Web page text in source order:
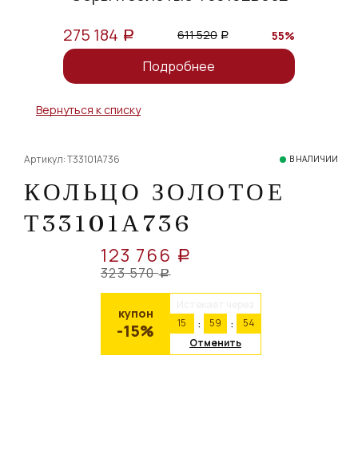
275 184 a 611 520 a 55%
Подробнее
Вернуться к списку
Артикул: Т33101А736 В НАЛИЧИИ
КОЛЬЦО ЗОЛОТОЕ
Т33101А736
123 766 a
323 570 a
купон
-15%
15
59
54
Отменить